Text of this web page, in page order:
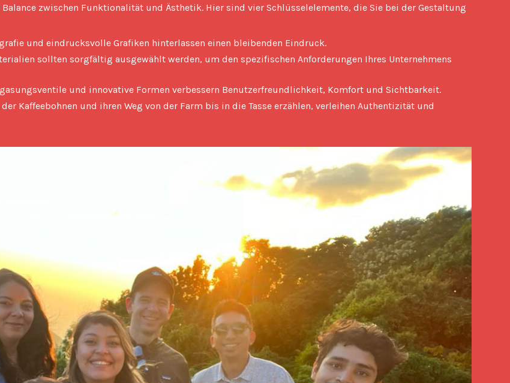
und eindrucksvolle Grafiken hinterlassen einen bleibenden Eindruck.
sollten sorgfältig ausgewählt werden, um den spezifischen Anforderungen Ihres Unternehmens
und innovative Formen verbessern Benutzerfreundlichkeit, Komfort und Sichtbarkeit.
Kaffeebohnen und ihren Weg von der Farm bis in die Tasse erzählen, verleihen Authentizität und